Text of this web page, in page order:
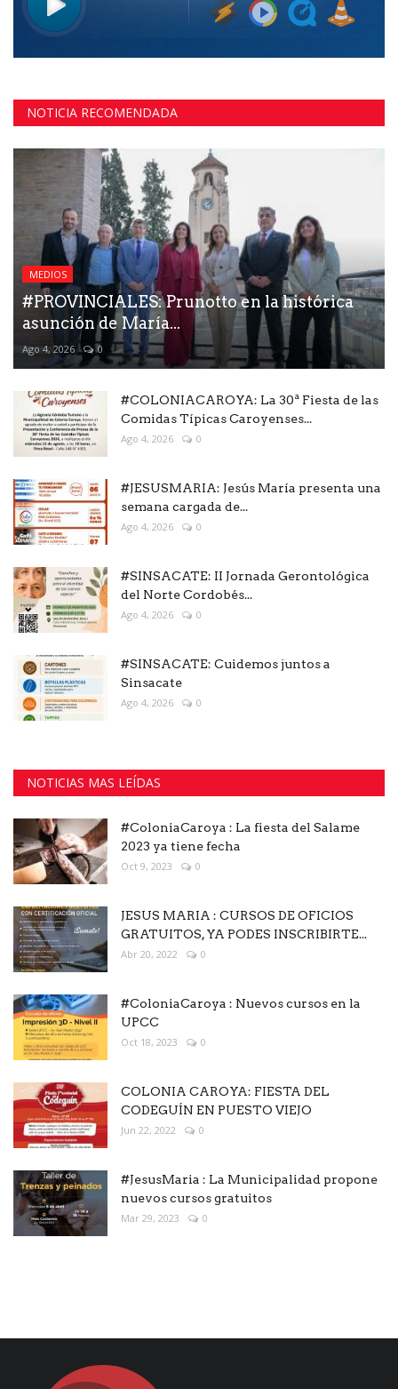
NOTICIA RECOMENDADA
MEDIOS
#PROVINCIALES: Prunotto en la histórica
asunción de María...
Ago 4, 2026 0
#COLONIACAROYA: La 30ª Fiesta de las
Comidas Típicas Caroyenses...
Ago 4, 2026 0
#JESUSMARIA: Jesús María presenta una
semana cargada de...
Ago 4, 2026 0
#SINSACATE: II Jornada Gerontológica
del Norte Cordobés...
Ago 4, 2026 0
#SINSACATE: Cuidemos juntos a
Sinsacate
Ago 4, 2026 0
NOTICIAS MAS LEÍDAS
#ColoniaCaroya : La fiesta del Salame
2023 ya tiene fecha
Oct 9, 2023 0
JESUS MARIA : CURSOS DE OFICIOS
GRATUITOS, YA PODES INSCRIBIRTE...
Abr 20, 2022 0
#ColoniaCaroya : Nuevos cursos en la
UPCC
Oct 18, 2023 0
COLONIA CAROYA: FIESTA DEL
CODEGUÍN EN PUESTO VIEJO
Jun 22, 2022 0
#JesusMaria : La Municipalidad propone
nuevos cursos gratuitos
Mar 29, 2023 0